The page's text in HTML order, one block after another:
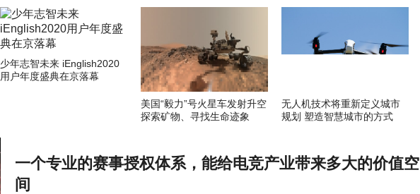
少年志智未来 iEnglish2020
用户年度盛典在京落幕
美国“毅力”号火星车发射升空
探索矿物、寻找生命迹象
无人机技术将重新定义城市
规划 塑造智慧城市的方式
一个专业的赛事授权体系，能给电竞产业带来多大的价值空
间